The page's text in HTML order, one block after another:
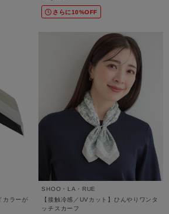
さらに10%OFF
カラーが
SHOO・LA・RUE
【接触冷感／UVカット】ひんやりワンタ
ッチスカーフ